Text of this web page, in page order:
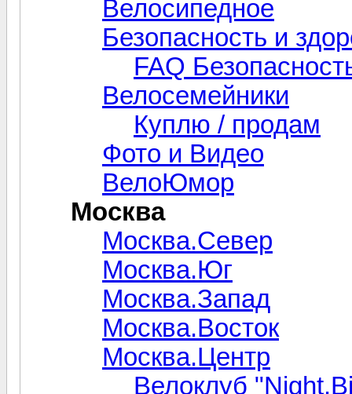
Велосипедное
Безопасность и
FAQ
Велосемейники
Куплю / продам
Фото и Видео
ВелоЮмор
Москва
Москва.Север
Москва.Юг
Москва.Запад
Москва.Восток
Москва.Центр
Велоклуб